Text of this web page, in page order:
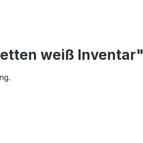
weiß Inventar"